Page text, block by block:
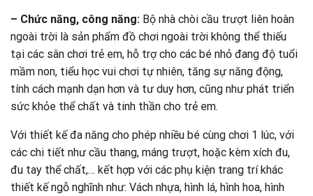
– Chức năng, công năng: Bộ nhà chòi cầu trượt liên hoàn
ngoài trời là sản phẩm đồ chơi ngoài trời không thể thiếu
tại các sân chơi trẻ em, hỗ trợ cho các bé nhỏ đang độ tuổi
mầm non, tiểu học vui chơi tự nhiên, tăng sự năng động,
tính cách mạnh dạn hơn và tư duy hơn, cũng như phát triển
sức khỏe thể chất và tinh thần cho trẻ em.
Với thiết kế đa năng cho phép nhiều bé cùng chơi 1 lúc, với
các chi tiết như cầu thang, máng trượt, hoặc kèm xích đu,
đu tay thể chất,… kết hợp với các phụ kiện trang trí khác
thiết kế ngỗ nghĩnh như: Vách nhựa, hình lá, hình hoa, hình